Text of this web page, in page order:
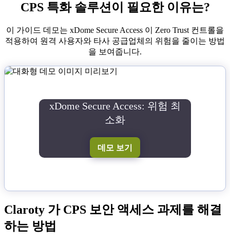
CPS 특화 솔루션이 필요한 이유는?
이 가이드 데모는 xDome Secure Access 이 Zero Trust 컨트롤을
적용하여 원격 사용자와 타사 공급업체의 위험을 줄이는 방법
을 보여줍니다.
xDome Secure Access: 위험 최
소화
데모 보기
Claroty 가 CPS 보안 액세스 과제를 해결
하는 방법